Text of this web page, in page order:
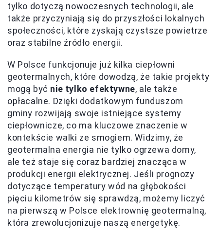
tylko dotyczą nowoczesnych technologii, ale
także przyczyniają się do przyszłości lokalnych
społeczności, które zyskają czystsze powietrze
oraz stabilne źródło energii.
W Polsce funkcjonuje już kilka ciepłowni
geotermalnych, które dowodzą, że takie projekty
mogą być nie tylko efektywne, ale także
opłacalne. Dzięki dodatkowym funduszom
gminy rozwijają swoje istniejące systemy
ciepłownicze, co ma kluczowe znaczenie w
kontekście walki ze smogiem. Widzimy, że
geotermalna energia nie tylko ogrzewa domy,
ale też staje się coraz bardziej znacząca w
produkcji energii elektrycznej. Jeśli prognozy
dotyczące temperatury wód na głębokości
pięciu kilometrów się sprawdzą, możemy liczyć
na pierwszą w Polsce elektrownię geotermalną,
która zrewolucjonizuje naszą energetykę.